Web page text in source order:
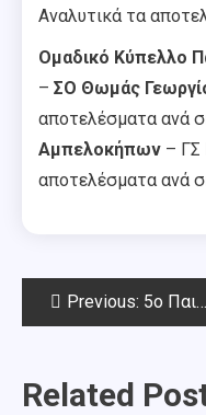
Αναλυτικά τα
Ομαδικό Κύπελλο
– ΣΟ Θωμάς
αποτελέσματα ανά
Αμπελοκήπων – ΓΣ
αποτελέσματα ανά
PostPrevious: 5o Παιδικό – Νεανικό Rapid Chess Square την Κυριακή 14 Απριλίου 2019
Related